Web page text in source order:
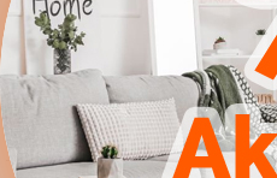
Galériaágy Hartford
366 (Fehér Fényes
fehér Türkiz)
4.567Ft